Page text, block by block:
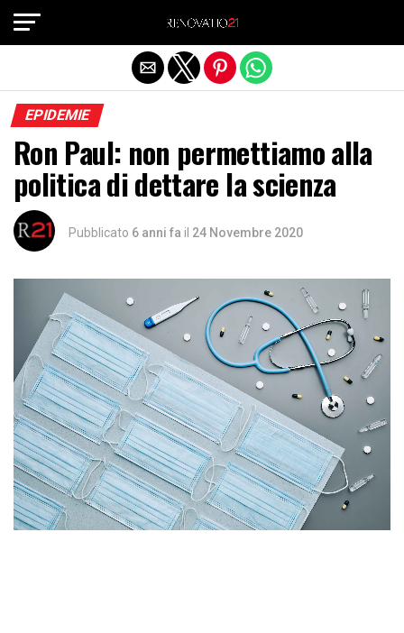
EPIDEMIE
Ron Paul: non permettiamo alla
politica di dettare la scienza
Pubblicato 6 anni fa il 24 Novembre 2020
Exit mobile version